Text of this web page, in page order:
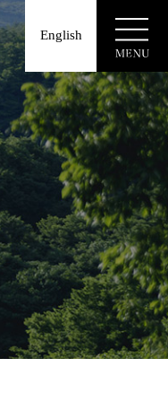
English